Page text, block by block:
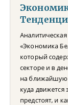
«Экономика
который
секторе и в
на ближайшую
куда
предстоят, и